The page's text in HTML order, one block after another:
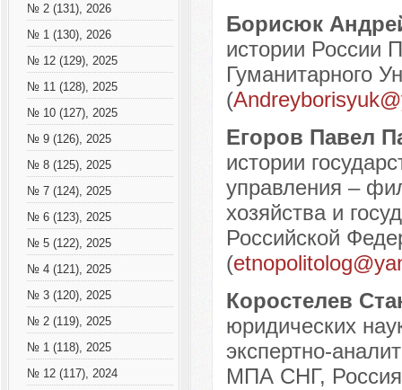
№ 2 (131), 2026
№ 1 (130), 2026
№ 12 (129), 2025
№ 11 (128), 2025
№ 10 (127), 2025
№ 9 (126), 2025
№ 8 (125), 2025
№ 7 (124), 2025
№ 6 (123), 2025
№ 5 (122), 2025
№ 4 (121), 2025
№ 3 (120), 2025
№ 2 (119), 2025
№ 1 (118), 2025
№ 12 (117), 2024
Борисюк
истории России
Гуманитарного
(
Егоров Павел
истории
управления –
хозяйства и
Российской
(
Коростелев
юридических
экспертно-
МПА СНГ,